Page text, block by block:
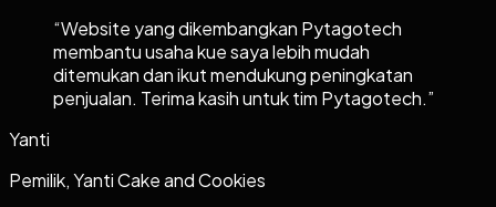
“Website yang dikembangkan Pytagotech
membantu usaha kue saya lebih mudah
ditemukan dan ikut mendukung peningkatan
penjualan. Terima kasih untuk tim Pytagotech.”
Yanti
Pemilik, Yanti Cake and Cookies